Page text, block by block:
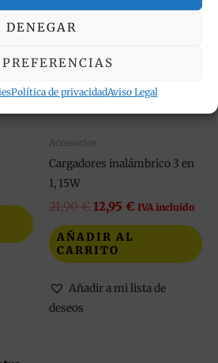
DENEGAR
Política de privacidadAviso Legal
tiene
variantes.
pueden
elegir
página
producto
Accesorios
Cargadores inalámbrico 3 en
1, 15W
21,90€
original
12,95 €
actual
IVA incluido
AÑADIR AL
CARRITO
Añadir a mi lista de
deseos